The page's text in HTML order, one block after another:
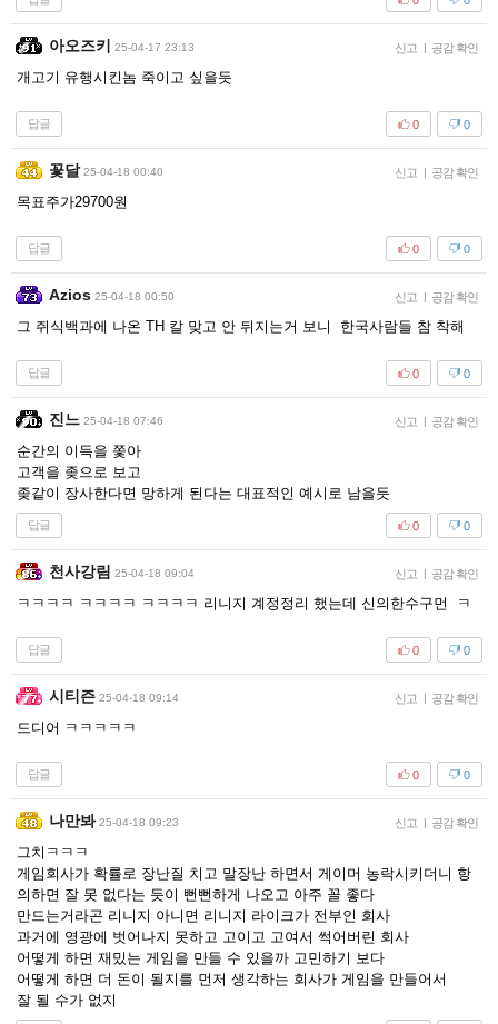
아오즈키 25-04-17 23:13 신고 공감 확인
개고기 유행시킨놈 죽이고 싶을듯
답글 0
0
꽃달 25-04-18 00:40 신고 공감 확인
목표주가29700원
답글 0
0
Azios 25-04-18 00:50 신고 공감 확인
그 쥐식백과에 나온 TH 칼 맞고 안 뒤지는거 보니 한국사람들 참 착해
답글 0
0
진느 25-04-18 07:46 신고 공감 확인
순간의 이득을 쫓아
고객을 좆으로 보고
좆같이 장사한다면 망하게 된다는 대표적인 예시로 남을듯
답글 0
0
천사강림 25-04-18 09:04 신고 공감 확인
ㅋㅋㅋㅋ ㅋㅋㅋㅋ ㅋㅋㅋㅋ 리니지 계정정리 했는데 신의한수구먼 ㅋ
답글 0
0
시티즌 25-04-18 09:14 신고 공감 확인
드디어 ㅋㅋㅋㅋㅋ
답글 0
0
나만봐 25-04-18 09:23 신고 공감 확인
그치ㅋㅋㅋ
게임회사가 확률로 장난질 치고 말장난 하면서 게이머 농락시키더니 항
의하면 잘 못 없다는 듯이 뻔뻔하게 나오고 아주 꼴 좋다
만드는거라곤 리니지 아니면 리니지 라이크가 전부인 회사
과거에 영광에 벗어나지 못하고 고이고 고여서 썩어버린 회사
어떻게 하면 재밌는 게임을 만들 수 있을까 고민하기 보다
어떻게 하면 더 돈이 될지를 먼저 생각하는 회사가 게임을 만들어서
잘 될 수가 없지